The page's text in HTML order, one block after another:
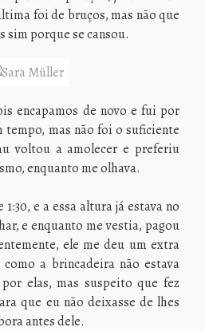
foi de bruços, mas não que
sim porque se cansou.
encapamos de novo e fui por
tempo, mas não foi o suficiente
voltou a amolecer e preferiu
enquanto me olhava.
e a essa altura já estava no
e enquanto me vestia, pagou
ele me deu um extra
a brincadeira não estava
elas, mas suspeito que fez
que eu não deixasse de lhes
antes dele.